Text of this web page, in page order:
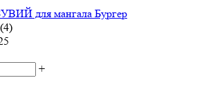
для мангала Бургер
+